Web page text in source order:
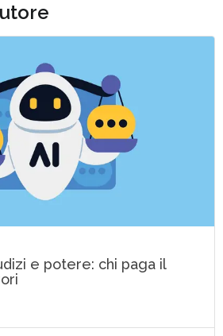
e potere: chi paga il